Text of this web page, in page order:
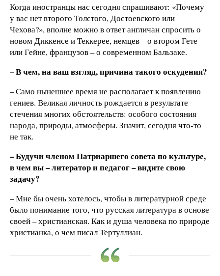
Когда иностранцы нас сегодня спрашивают: «Почему
у вас нет второго Толстого, Достоевского или
Чехова?», вполне можно в ответ англичан спросить о
новом Диккенсе и Теккерее, немцев – о втором Гете
или Гейне, французов – о современном Бальзаке.
– В чем, на ваш взгляд, причина такого оскудения?
– Само нынешнее время не располагает к появлению
гениев. Великая личность рождается в результате
стечения многих обстоятельств: особого состояния
народа, природы, атмосферы. Значит, сегодня что-то
не так.
– Будучи членом Патриаршего совета по культуре,
в чем вы – литератор и педагог – видите свою
задачу?
– Мне бы очень хотелось, чтобы в литературной среде
было понимание того, что русская литература в основе
своей – христианская. Как и душа человека по природе
христианка, о чем писал Тертуллиан.